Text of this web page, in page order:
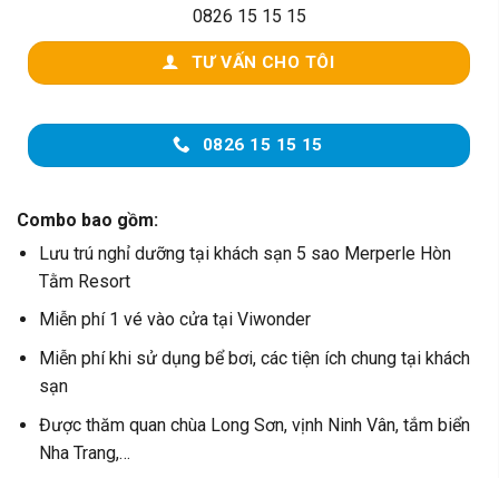
0826 15 15 15
TƯ VẤN CHO TÔI
0826 15 15 15
Combo bao gồm:
Lưu trú nghỉ dưỡng tại khách sạn 5 sao Merperle Hòn
Tằm Resort
Miễn phí 1 vé vào cửa tại Viwonder
Miễn phí khi sử dụng bể bơi, các tiện ích chung tại khách
sạn
Được thăm quan chùa Long Sơn, vịnh Ninh Vân, tắm biển
Nha Trang,…